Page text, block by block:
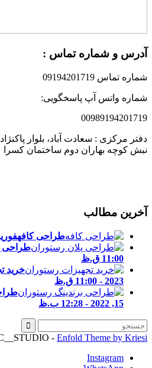
و شماره تماس :
تماس 09194201719
واتس آپ پاسخگویی:
مرکزی : سعادت آباد، بلوار پاکنژاد ،
کوچه بهاران دوم ساختمان کسرا
مطالب
طراحی کافهفوریه 9, 2023 - 11:00
طراحی
11:00 ق.ظ
خرید
2023 - 11:00 ق.ظ
15, 2022 - 12:28 ب.ظ
-Enfold Theme by
Instagram